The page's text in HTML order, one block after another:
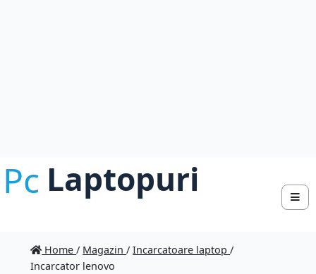
Pc Laptopuri
Home/ Magazin/Incarcatoare laptop/
Incarcator lenovo